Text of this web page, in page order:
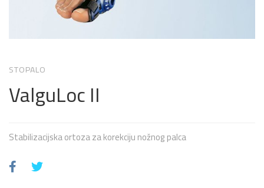
STOPALO
ValguLoc II
Stabilizacijska ortoza za korekciju nožnog palca